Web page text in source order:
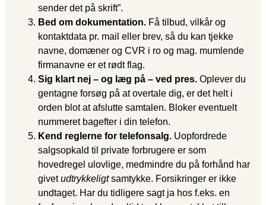
sender det på skrift”.
Bed om dokumentation. Få tilbud, vilkår og
kontaktdata pr. mail eller brev, så du kan tjekke
navne, domæner og CVR i ro og mag. mumlende
firmanavne er et rødt flag.
Sig klart nej – og læg på – ved pres. Oplever du
gentagne forsøg på at overtale dig, er det helt i
orden blot at afslutte samtalen. Bloker eventuelt
nummeret bagefter i din telefon.
Kend reglerne for telefonsalg. Uopfordrede
salgsopkald til private forbrugere er som
hovedregel ulovlige, medmindre du på forhånd har
givetudtrykkeligtsamtykke. Forsikringer er ikke
undtaget. Har du tidligere sagt ja hos f.eks. en